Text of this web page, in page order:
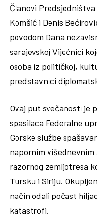
Članovi
Komšić i Denis
povodom Dana
sarajevskoj Vijećnici
osoba iz političkoj,
predstavnici
Ovaj put svečanosti je
spasilaca Federalne
Gorske službe
napornim
razornog zemljotresa
Tursku i Siriju.
način odali počast
katastrofi.